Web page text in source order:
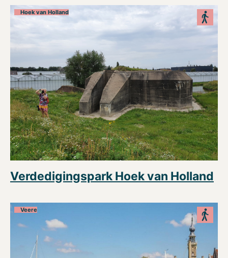
Hoek van Holland
Verdedigingspark Hoek van Holland
Veere